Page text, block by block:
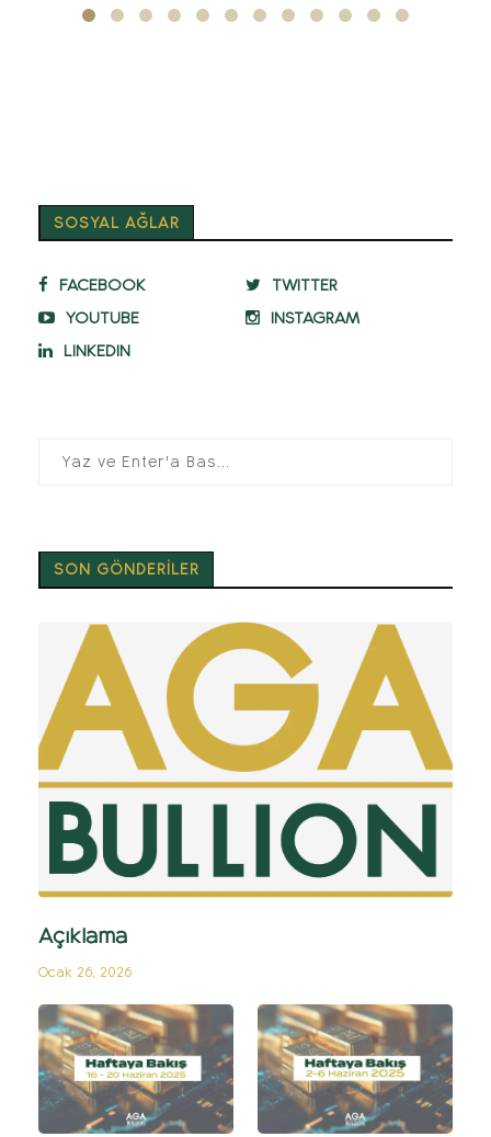
SOSYAL AĞLAR
FACEBOOK
TWITTER
YOUTUBE
INSTAGRAM
LINKEDIN
SON GÖNDERİLER
Açıklama
Ocak 26, 2026